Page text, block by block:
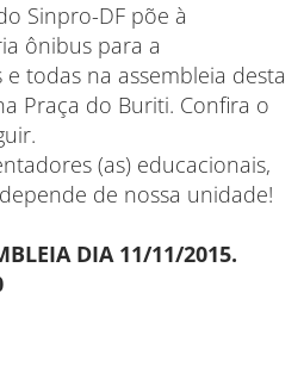
Sinpro-DF põe à
ônibus para a
todas na assembleia desta
Praça do Buriti. Confira o
(as) educacionais,
de nossa unidade!
DIA 11/11/2015.